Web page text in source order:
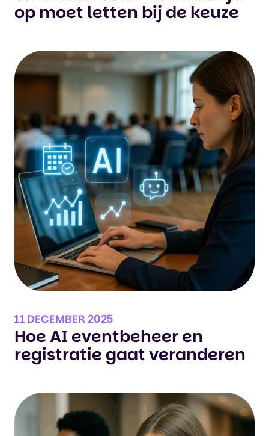
op moet letten bij de keuze
11 DECEMBER 2025
Hoe AI eventbeheer en
registratie gaat veranderen